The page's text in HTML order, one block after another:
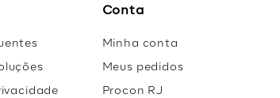
Conta
Minha conta
Meus pedidos
Procon RJ